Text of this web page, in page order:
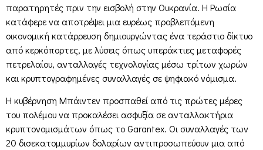
παρατηρητές πριν την εισβολή στην Ουκρανία. Η Ρωσία
κατάφερε να αποτρέψει μια ευρέως προβλεπόμενη
οικονομική κατάρρευση δημιουργώντας ένα τεράστιο δίκτυο
από κερκόπορτες, με λύσεις όπως υπεράκτιες μεταφορές
πετρελαίου, ανταλλαγές τεχνολογίας μέσω τρίτων χωρών
και κρυπτογραφημένες συναλλαγές σε ψηφιακό νόμισμα.
Η κυβέρνηση Μπάιντεν προσπαθεί από τις πρώτες μέρες
του πολέμου να προκαλέσει ασφυξία σε ανταλλακτήρια
κρυπτονομισμάτων όπως το Garantex. Οι συναλλαγές των
20 δισεκατομμυρίων δολαρίων αντιπροσωπεύουν μια από